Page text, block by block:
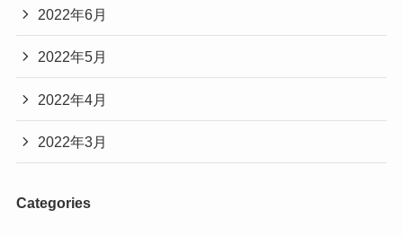
2022年6月
2022年5月
2022年4月
2022年3月
Categories